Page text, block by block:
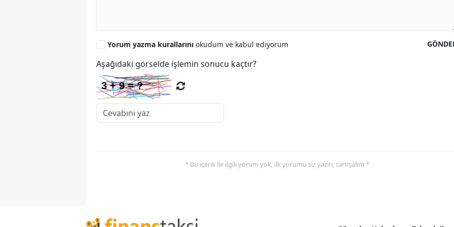
Yorum yazma kurallarını okudum ve kabul ediyorum
Aşağıdaki görselde işlemin sonucu kaçtır?
* Bu içerik ile ilgili yorum yok, ilk yorumu siz yazın, tartışalım *